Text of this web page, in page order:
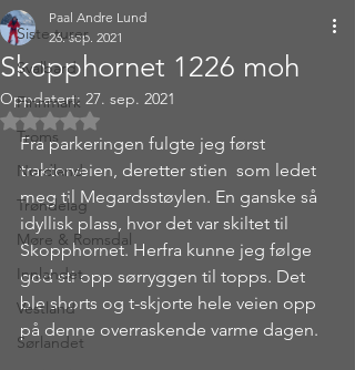
Siste turer
Svalbard
Finnmark
Troms
Nordland
Trøndelag
Møre & Romsdal
Innlandet
Vestland
Sørlandet
Skopphornet 1226 moh
Paal Andre Lund
26. sep. 2021
Oppdatert: 27. sep. 2021
Gitt NaN av 5 stjerner.
Fra parkeringen fulgte jeg først
traktorveien, deretter stien  som ledet
meg til Megardsstøylen. En ganske så
idyllisk plass, hvor det var skiltet til
Skopphornet. Herfra kunne jeg følge
god sti opp sørryggen til topps. Det
ble shorts og t-skjorte hele veien opp
på denne overraskende varme dagen.